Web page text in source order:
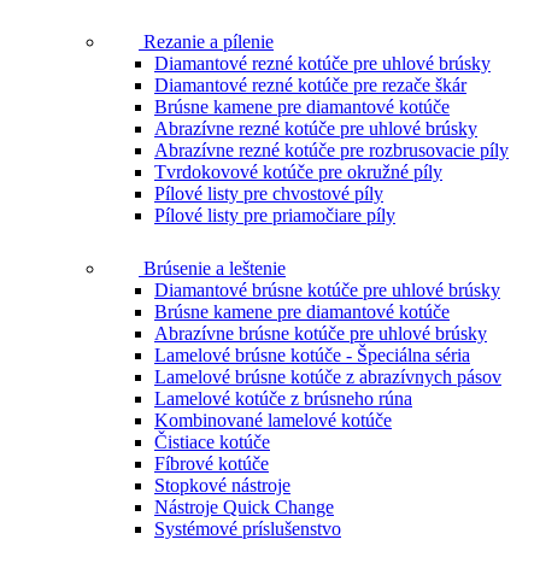
Rezanie a pílenie
Diamantové rezné kotúče pre uhlové brúsky
Diamantové rezné kotúče pre rezače škár
Brúsne kamene pre diamantové kotúče
Abrazívne rezné kotúče pre uhlové brúsky
Abrazívne rezné kotúče pre rozbrusovacie píly
Tvrdokovové kotúče pre okružné píly
Pílové listy pre chvostové píly
Pílové listy pre priamočiare píly
Brúsenie a leštenie
Diamantové brúsne kotúče pre uhlové brúsky
Brúsne kamene pre diamantové kotúče
Abrazívne brúsne kotúče pre uhlové brúsky
Lamelové brúsne kotúče - Špeciálna séria
Lamelové brúsne kotúče z abrazívnych pásov
Lamelové kotúče z brúsneho rúna
Kombinované lamelové kotúče
Čistiace kotúče
Fíbrové kotúče
Stopkové nástroje
Nástroje Quick Change
Systémové príslušenstvo